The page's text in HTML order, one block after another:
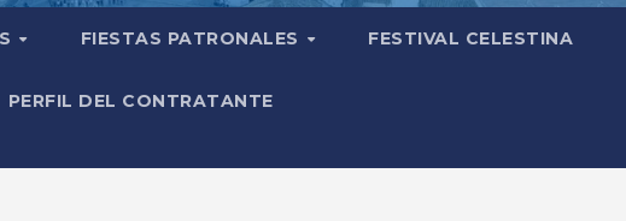
FIESTAS PATRONALES FESTIVAL CELESTINA
PERFIL DEL CONTRATANTE